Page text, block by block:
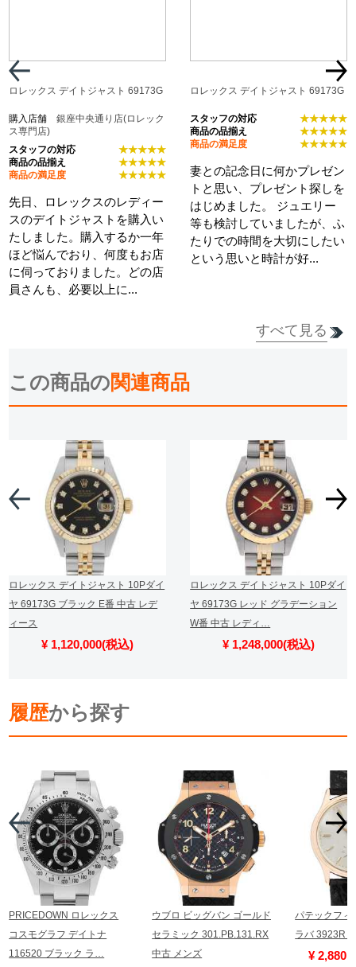
ロレックス デイトジャスト 69173G
購入店舗銀座中央通り店(ロレック
ス専門店)
スタッフの対応
★★★★★
商品の品揃え
★★★★★
商品の満足度
★★★★★
先日、ロレックスのレディー
スのデイトジャストを購入い
たしました。購入するか一年
ほど悩んでおり、何度もお店
に伺っておりました。どの店
員さんも、必要以上に...
ロレックス デイトジャスト 69173G
スタッフの対応
★★★★★
商品の品揃え
★★★★★
商品の満足度
★★★★★
妻との記念日に何かプレゼン
トと思い、プレゼント探しを
はじめました。 ジュエリー
等も検討していましたが、ふ
たりでの時間を大切にしたい
という思いと時計が好...
詳細を見る
すべて見る
この商品の関連商品
ロレックス デイトジャスト 10Pダイ
ヤ 69173G ブラック E番 中古 レデ
ィース
¥ 1,120,000(税込)
ロレックス デイトジャスト 10Pダイ
ヤ 69173G レッド グラデーション
W番 中古 レディ…
¥ 1,248,000(税込)
履歴から探す
PRICEDOWN ロレックス
コスモグラフ デイトナ
116520 ブラック ラ…
ウブロ ビッグバン ゴールド
セラミック 301.PB.131.RX
中古 メンズ
パテックフィ
ラバ 3923R
¥